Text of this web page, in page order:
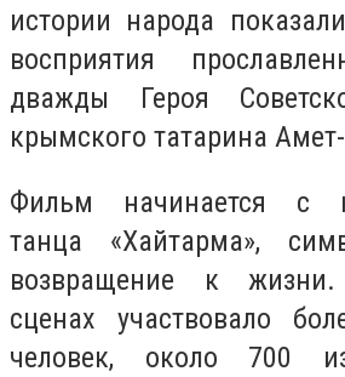
истории народа
восприятия
дважды Героя
крымского татарина
Фильм начинается с
танца «Хайтарма»,
возвращение к
сценах участвовало
человек, около 700